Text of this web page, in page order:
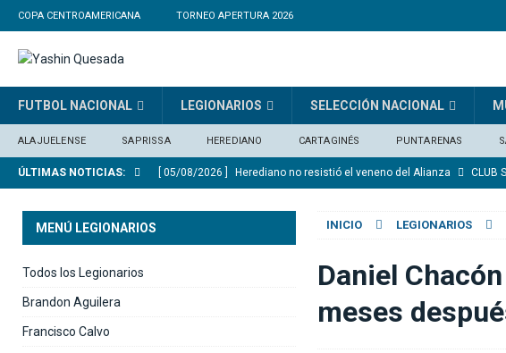
COPA CENTROAMERICANA TORNEO APERTURA 2026
FUTBOL NACIONAL LEGIONARIOS SELECCIÓN NACIONAL
ALAJUELENSE SAPRISSA HEREDIANO CARTAGINÉS PUNTARENAS
ÚLTIMAS NOTICIAS: [ 05/08/2026 ] Herediano no resistió el veneno del Alianza CLUB
Arsenal pagará 101 millones de dólares por el
INICIO LEGIONARIOS
Daniel
meses
MENÚ LEGIONARIOS
Todos los Legionarios
Brandon Aguilera
Francisco Calvo